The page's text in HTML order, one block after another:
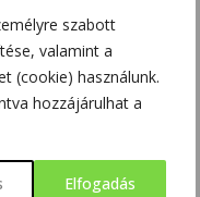
szabott
valamint a
(cookie) használunk.
hozzájárulhat a
Elfogadás